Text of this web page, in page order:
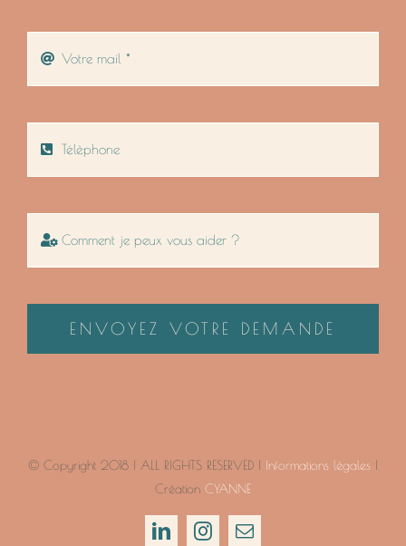
ENVOYEZ VOTRE DEMANDE
© Copyright 2018 | ALL RIGHTS RESERVED | Informations légales |
Création CYANNE
LinkedInInstagram
Email